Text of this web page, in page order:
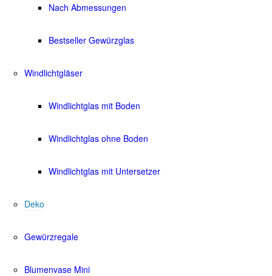
Nach Abmessungen
Bestseller Gewürzglas
Windlichtgläser
Windlichtglas mit Boden
Windlichtglas ohne Boden
Windlichtglas mit Untersetzer
Deko
Gewürzregale
Blumenvase Mini